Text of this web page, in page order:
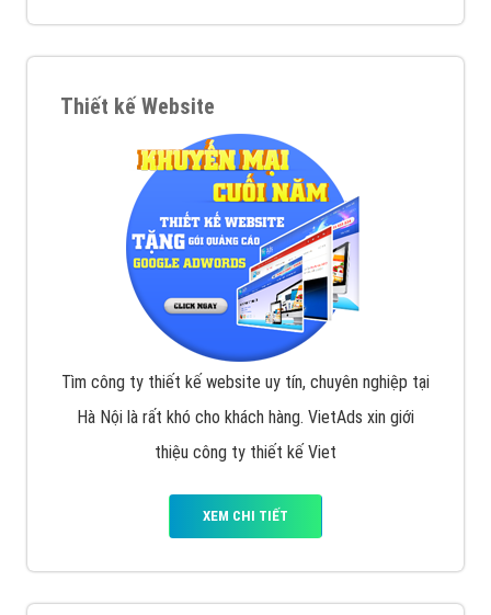
Thiết kế Website
Tìm công ty thiết kế website uy tín, chuyên nghiệp tại
Hà Nội là rất khó cho khách hàng. VietAds xin giới
thiệu công ty thiết kế Viet
XEM CHI TIẾT